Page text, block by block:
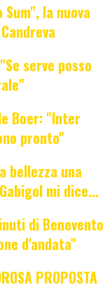
Sum", la nuova
serve posso
Boer: "Inter
pronto"
bellezza una
mi dice...
di Benevento
d'andata"
PROPOSTA